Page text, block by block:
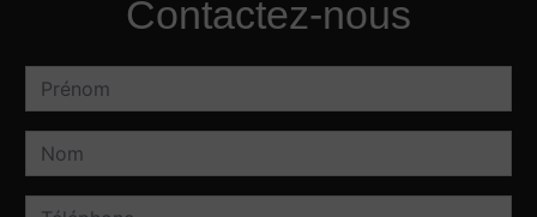
Contactez-nous